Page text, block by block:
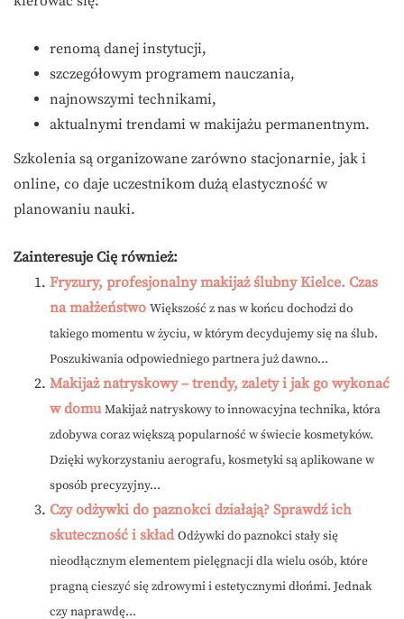
renomą danej instytucji,
szczegółowym programem nauczania,
najnowszymi technikami,
aktualnymi trendami w makijażu permanentnym.
Szkolenia są organizowane zarówno stacjonarnie, jak i
online, co daje uczestnikom dużą elastyczność w
planowaniu nauki.
Zainteresuje Cię również:
Fryzury, profesjonalny makijaż ślubny Kielce. Czas
na małżeństwo Większość z nas w końcu dochodzi do
takiego momentu w życiu, w którym decydujemy się na ślub.
Poszukiwania odpowiedniego partnera już dawno...
Makijaż natryskowy – trendy, zalety i jak go wykonać
w domu Makijaż natryskowy to innowacyjna technika, która
zdobywa coraz większą popularność w świecie kosmetyków.
Dzięki wykorzystaniu aerografu, kosmetyki są aplikowane w
sposób precyzyjny...
Czy odżywki do paznokci działają? Sprawdź ich
skuteczność i skład Odżywki do paznokci stały się
nieodłącznym elementem pielęgnacji dla wielu osób, które
pragną cieszyć się zdrowymi i estetycznymi dłońmi. Jednak
czy naprawdę...